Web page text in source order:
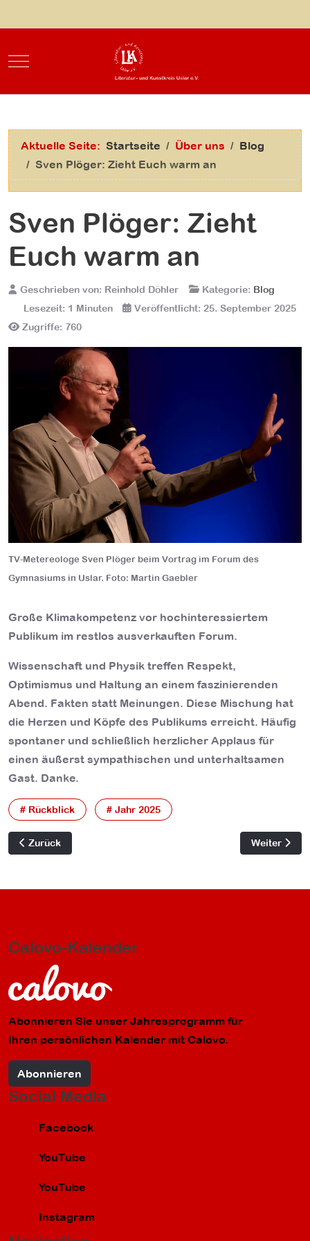
Mobile Menu Toggle
Aktuelle Seite: Startseite Über uns
Blog
Sven Plöger: Zieht Euch warm an
Sven Plöger: Zieht
Euch warm an
Geschrieben von: Reinhold Döhler Kategorie: Blog
Lesezeit: 1 Minuten
Veröffentlicht: 25. September 2025
Zugriffe: 760
TV-Metereologe Sven Plöger beim Vortrag im Forum des
Gymnasiums in Uslar. Foto: Martin Gaebler
Große Klimakompetenz vor hochinteressiertem
Publikum im restlos ausverkauften Forum.
Wissenschaft und Physik treffen Respekt,
Optimismus und Haltung an einem faszinierenden
Abend. Fakten statt Meinungen. Diese Mischung hat
die Herzen und Köpfe des Publikums erreicht. Häufig
spontaner und schließlich herzlicher Applaus für
einen äußerst sympathischen und unterhaltsamen
Gast. Danke.
# Rückblick # Jahr 2025
Vorheriger Beitrag: Jan Weiler liest in Uslar: Humorvolle
Zurück Nächster
Weiter
Calovo-Kalender
Abonnieren Sie unser Jahresprogramm für
Ihren persönlichen Kalender mit Calovo.
Abonnieren
Social Media
Facebook
YouTube
YouTube
Instagram